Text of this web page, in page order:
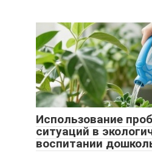
Использование
ситуаций в
воспитании